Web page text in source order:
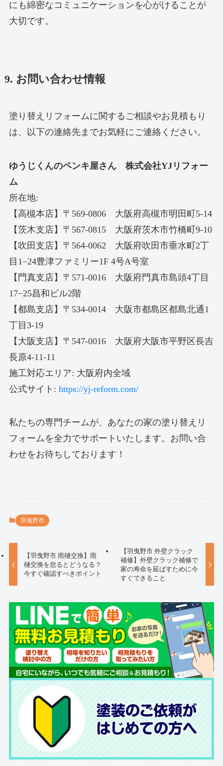
にも綿密なコミュニケーションを心がけることが
大切です。
9. お問い合わせ情報
塗り替えリフォームに関するご相談やお見積もり
は、以下の連絡先までお気軽にご連絡ください。
ゆうじくんのペンキ屋さん 株式会社YJリフォー
ム
所在地:
【高槻本店】〒569-0806 大阪府高槻市明田町5-14
【茨木支店】〒567-0815 大阪府茨木市竹橋町9-10
【吹田支店】〒564-0062 大阪府吹田市垂水町2丁
目1−24豊津ファミリー1F 4号A号室
【門真支店】〒571-0016 大阪府門真市島頭4丁目
17−25昌和ビル2階
【都島支店】〒534-0014 大阪市都島区都島北通1
丁目3-19
【大阪支店】〒547-0016 大阪府大阪市平野区長吉
長原4-11-11
施工対応エリア: 大阪府内全域
公式サイト: https://yj-reform.com/
私たちの専門チームが、あなたの家の塗り替えリ
フォームを全力でサポートいたします。お問い合
わせをお待ちしております！
羽曳野市
【羽曳野市 雨樋交換】雨
樋交換を怠るとどうなる？
今すぐ確認すべきポイント
【羽曳野市 外壁クラック
補修】外壁クラック補修で
家の寿命を延ばすために今
すぐできること